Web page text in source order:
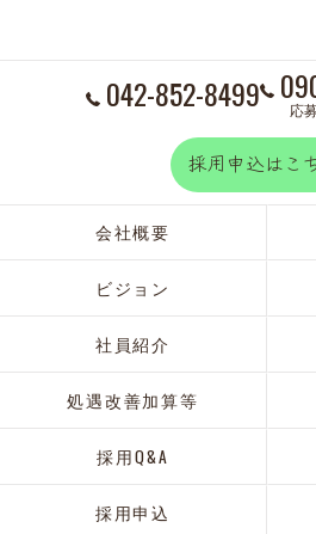
042-852-8499 応
採用申込はこ
会社概要
ビジョン
社員紹介
処遇改善加算等
採用Q&A
採用申込